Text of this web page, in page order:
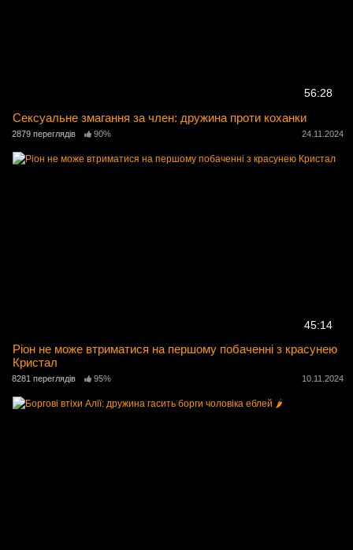
56:28
Сексуальне змагання за член: дружина проти коханки
2879 переглядів 90% 24.11.2024
45:14
Ріон не може втриматися на першому побаченні з красунею
Кристал
8281 переглядів 95% 10.11.2024